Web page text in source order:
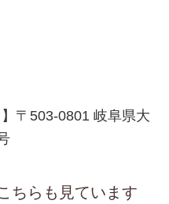
〒503-0801 岐阜県大
ちらも見ています